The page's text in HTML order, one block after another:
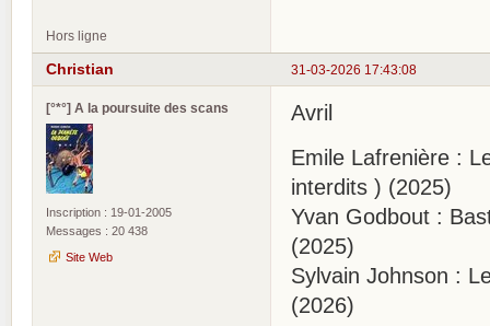
Hors ligne
31-03-2026 17:43:08
Christian
[°*°] A la poursuite des scans
Inscription : 19-01-2005
Messages : 20 438
Site Web
Avril
Emile Lafrenière :
interdits ) (2025)
Yvan Godbout :
(2025)
Sylvain Johnson :
(2026)